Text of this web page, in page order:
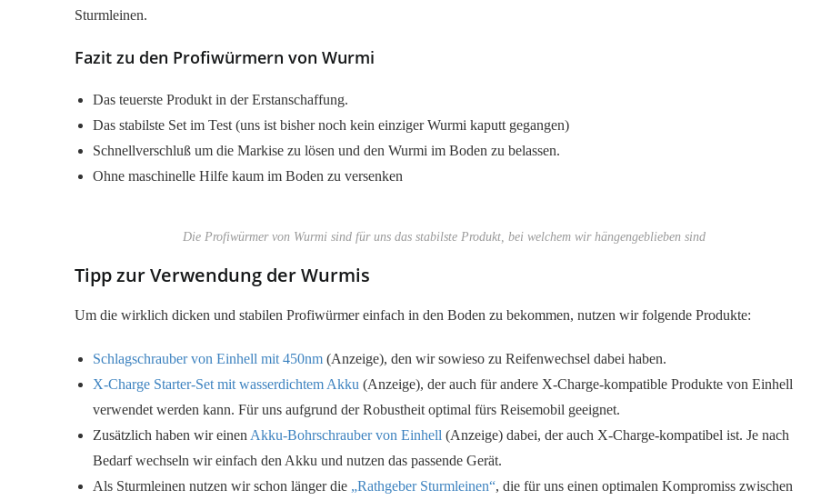
Sturmleinen.
Fazit zu den Profiwürmern von Wurmi
Das teuerste Produkt in der Erstanschaffung.
Das stabilste Set im Test (uns ist bisher noch kein einziger Wurmi kaputt gegangen)
Schnellverschluß um die Markise zu lösen und den Wurmi im Boden zu belassen.
Ohne maschinelle Hilfe kaum im Boden zu versenken
Die Profiwürmer von Wurmi sind für uns das stabilste Produkt, bei welchem wir hängengeblieben sind
Tipp zur Verwendung der Wurmis
Um die wirklich dicken und stabilen Profiwürmer einfach in den Boden zu bekommen, nutzen wir folgende Produkte:
Schlagschrauber von Einhell mit 450nm (Anzeige), den wir sowieso zu Reifenwechsel dabei haben.
X-Charge Starter-Set mit wasserdichtem Akku (Anzeige), der auch für andere X-Charge-kompatible Produkte von Einhell
verwendet werden kann. Für uns aufgrund der Robustheit optimal fürs Reisemobil geeignet.
Zusätzlich haben wir einen Akku-Bohrschrauber von Einhell (Anzeige) dabei, der auch X-Charge-kompatibel ist. Je nach
Bedarf wechseln wir einfach den Akku und nutzen das passende Gerät.
Als Sturmleinen nutzen wir schon länger die „Rathgeber Sturmleinen“, die für uns einen optimalen Kompromiss zwischen